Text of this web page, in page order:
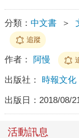
分類： 中文書 ＞
追蹤
作者： 阿慢
出版社： 時報文化
出版日： 2018/08/
活動訊息